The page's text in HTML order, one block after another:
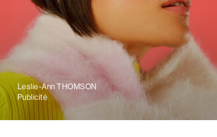
Leslie-Ann THOMSON
Publicité